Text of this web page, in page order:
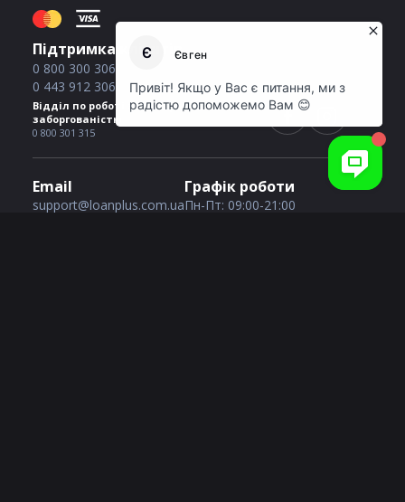
Підтримка клієнтів
0 800 300 306
0 443 912 306
Відділ по роботі з простроченою
заборгованістю
0 800 301 315
Графік роботи
Пн-Пт: 09:00-21:00
Email
support@loanplus.com.ua